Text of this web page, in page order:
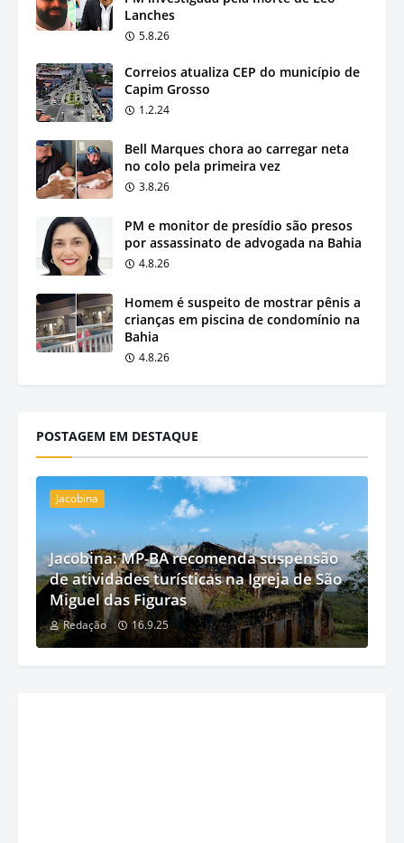
Lanches
5.8.26
Correios atualiza CEP do município de
Capim Grosso
1.2.24
Bell Marques chora ao carregar neta
no colo pela primeira vez
3.8.26
PM e monitor de presídio são presos
por assassinato de advogada na Bahia
4.8.26
Homem é suspeito de mostrar pênis a
crianças em piscina de condomínio na
Bahia
4.8.26
POSTAGEM EM DESTAQUE
Jacobina
Jacobina: MP-BA recomenda suspensão
de atividades turísticas na Igreja de São
Miguel das Figuras
Redação 16.9.25